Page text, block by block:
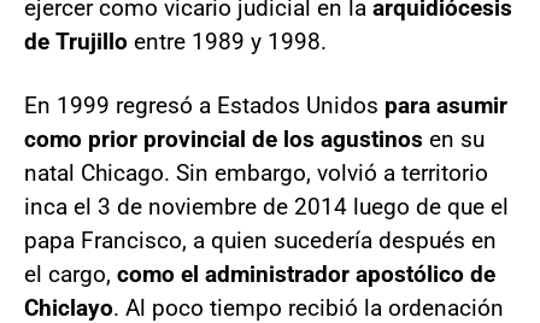
ejercer como vicario judicial en la arquidiócesis
de Trujillo entre 1989 y 1998.
En 1999 regresó a Estados Unidos para asumir
como prior provincial de los agustinos en su
natal Chicago. Sin embargo, volvió a territorio
inca el 3 de noviembre de 2014 luego de que el
papa Francisco, a quien sucedería después en
el cargo, como el administrador apostólico de
Chiclayo. Al poco tiempo recibió la ordenación